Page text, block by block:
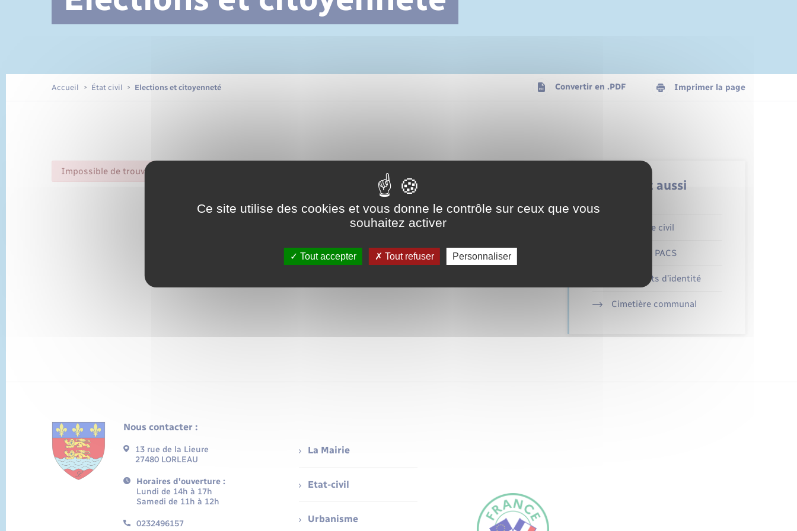
Documents d’identité Cimetière communal
Accueil État civil Elections et citoyenneté Convertir en .PDF Imprimer la page
Impossible de trouver la fiche : R60364.xml
Retrouvez aussi
Parrainage civil
Mariage – PACS
Documents d’identité
Cimetière communal
Nous contacter :
13 rue de la Lieure
27480 LORLEAU
Horaires d'ouverture :
Lundi de 14h à 17h
Samedi de 11h à 12h
0232496157
La Mairie
Etat-civil
Urbanisme
Ce site utilise des cookies et vous donne le contrôle sur ceux que vous
souhaitez activer
Tout accepter Tout refuser Personnaliser